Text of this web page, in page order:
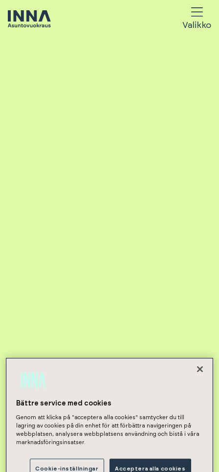
Valikko
Bättre service med cookies
Genom att klicka på "acceptera alla cookies" samtycker du till
lagring av cookies på din enhet för att förbättra navigeringen på
webbplatsen, analysera webbplatsens användning och bistå i våra
marknadsföringsinsatser.
Cookie-inställningar Acceptera alla cookies